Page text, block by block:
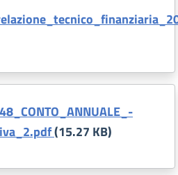
(15.27 KB)